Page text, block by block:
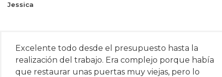
Jessica
Excelente todo desde el presupuesto hasta la
realización del trabajo. Era complejo porque había
que restaurar unas puertas muy viejas, pero lo